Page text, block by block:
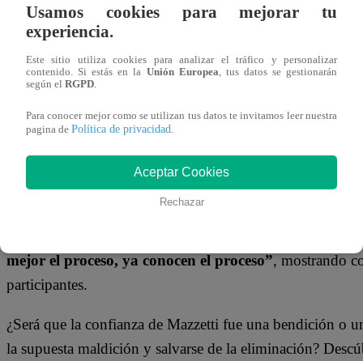
tienen una ventaja importante porque ya han hecho
Al oír esto,Franco soltó entre risas: “Uy no, este ya
ventaja, todo se va al diablo” , desatando carcajadas
mejor el proceso, ya conocen el proceso”, mostrando
participantes.
¿Será que la confianza de Mazzetti fue una bendición o
la supuesta maldición y salvarse de la eliminación?
Usamos cookies para mejorar tu
experiencia.
Este sitio utiliza cookies para analizar el tráfico y personalizar
contenido. Si estás en la Unión Europea, tus datos se gestionarán
según el RGPD.
Para conocer mejor como se utilizan tus datos te invitamos leer nuestra
pagina de Política de privacidad.
Aceptar Cookies
Rechazar